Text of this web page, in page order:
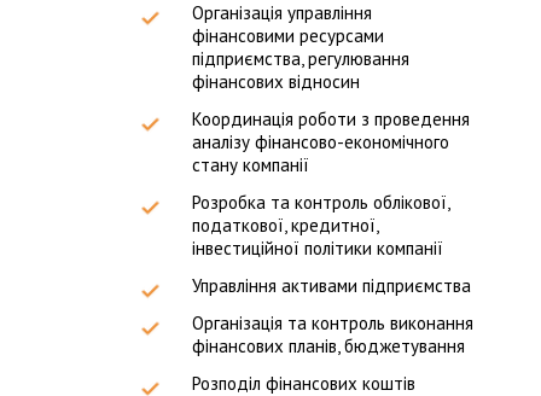
Організація управління
фінансовими ресурсами
підприємства, регулювання
фінансових відносин
Координація роботи з проведення
аналізу фінансово-економічного
стану компанії
Розробка та контроль облікової,
податкової, кредитної,
інвестиційної політики компанії
Управління активами підприємства
Організація та контроль виконання
фінансових планів, бюджетування
Розподіл фінансових коштів